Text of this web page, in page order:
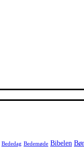
Bededag Bedemøde Bibelen